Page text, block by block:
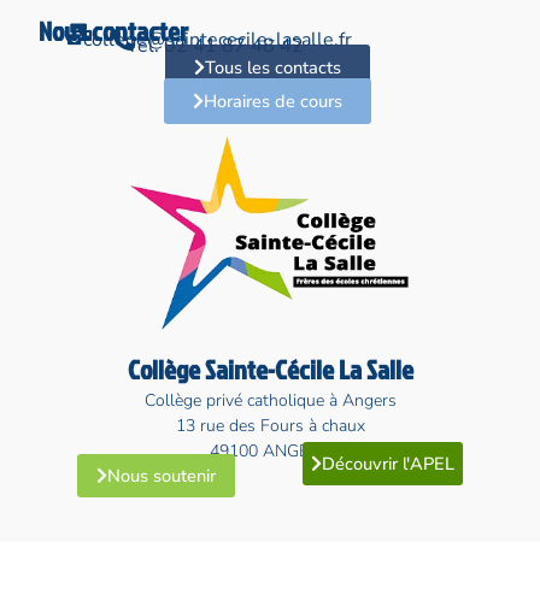
Collège Sainte-Cécile La Salle
Collège privé catholique à Angers
13 rue des Fours à chaux
49100 ANGERS
Nous soutenir Découvrir l'APEL
Nous contacter
college@saintececile-lasalle.fr
Tél. 02 41 87 48 42
Tous les contacts
Horaires de cours